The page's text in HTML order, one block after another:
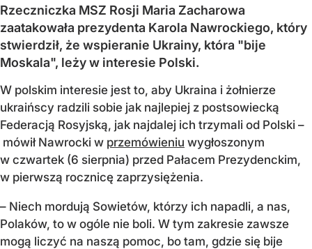
Rzeczniczka MSZ Rosji Maria Zacharowa
zaatakowała prezydenta Karola Nawrockiego, który
stwierdził, że wspieranie Ukrainy, która "bije
Moskala", leży w interesie Polski.
W polskim interesie jest to, aby Ukraina i żołnierze
ukraińscy radzili sobie jak najlepiej z postsowiecką
Federacją Rosyjską, jak najdalej ich trzymali od Polski –
mówił Nawrocki w przemówieniu wygłoszonym
w czwartek (6 sierpnia) przed Pałacem Prezydenckim,
w pierwszą rocznicę zaprzysiężenia.
– Niech mordują Sowietów, którzy ich napadli, a nas,
Polaków, to w ogóle nie boli. W tym zakresie zawsze
mogą liczyć na naszą pomoc, bo tam, gdzie się bije